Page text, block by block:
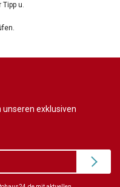
u.
exklusiven